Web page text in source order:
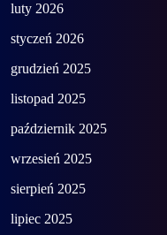
luty 2026
styczeń 2026
grudzień 2025
listopad 2025
październik 2025
wrzesień 2025
sierpień 2025
lipiec 2025